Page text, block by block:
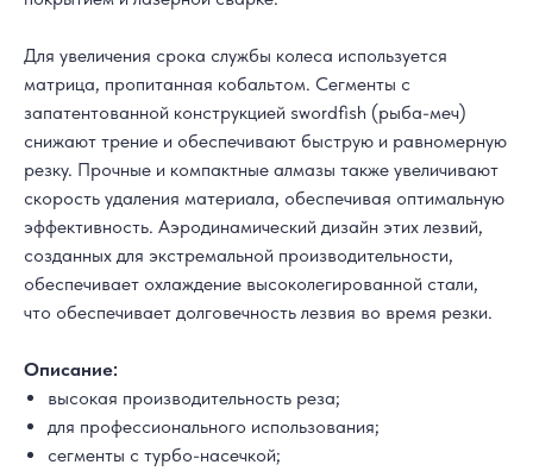
Для увеличения срока службы колеса используется
матрица, пропитанная кобальтом. Сегменты с
запатентованной конструкцией swordfish (рыба-меч)
снижают трение и обеспечивают быструю и равномерную
резку. Прочные и компактные алмазы также увеличивают
скорость удаления материала, обеспечивая оптимальную
эффективность. Аэродинамический дизайн этих лезвий,
созданных для экстремальной производительности,
обеспечивает охлаждение высоколегированной стали,
что обеспечивает долговечность лезвия во время резки.
Описание:
высокая производительность реза;
для профессионального использования;
сегменты с турбо-насечкой;